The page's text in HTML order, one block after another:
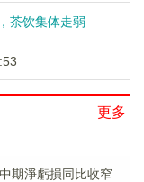
茶饮集体走弱
更多
期淨虧損同比收窄